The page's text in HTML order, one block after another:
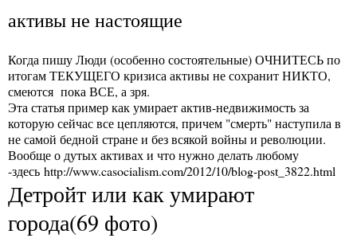
активы не настоящие
Когда пишу Люди (особенно состоятельные) ОЧНИТЕСЬ по
итогам ТЕКУЩЕГО кризиса активы не сохранит НИКТО,
смеются пока ВСЕ, а зря.
Эта статья пример как умирает актив-недвижимость за
которую сейчас все цепляются, причем "смерть" наступила в
не самой бедной стране и без всякой войны и революции.
Вообще о дутых активах и что нужно делать любому
-здесь http://www.casocialism.com/2012/10/blog-post_3822.html
Детройт или как умирают
города(69 фото)